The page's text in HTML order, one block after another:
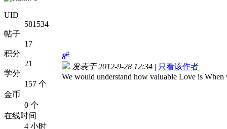
UID
581534
帖子
17
积分
21
学分
157 个
金币
0 个
在线时间
4 小时
8#
发表于 2012-9-28 12:34 | 只看该作者
We would understand how valuable Love is When